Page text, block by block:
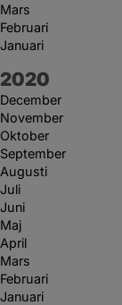
Mars
Februari
Januari
År:
2020
December
November
Oktober
September
Augusti
Juli
Juni
Maj
April
Mars
Februari
Januari